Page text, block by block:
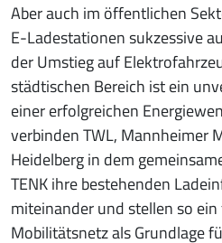
Aber auch im öffentlichen
E-Ladestationen sukzessive
der Umstieg auf
städtischen Bereich ist ein
einer erfolgreichen
verbinden TWL, Mannheimer
Heidelberg in dem
TENK ihre bestehenden
miteinander und stellen so
Mobilitätsnetz als Grundlage